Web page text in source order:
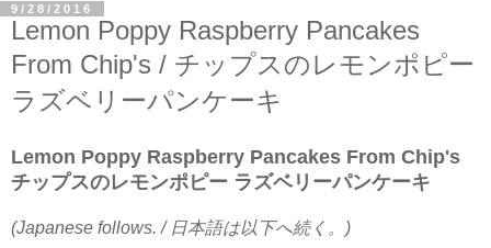
9/28/2016
Lemon Poppy Raspberry Pancakes
From Chip's / チップスのレモンポピー
ラズベリーパンケーキ
Lemon Poppy Raspberry Pancakes From Chip's
チップスのレモンポピー ラズベリーパンケーキ
(Japanese follows. / 日本語は以下へ続く。)